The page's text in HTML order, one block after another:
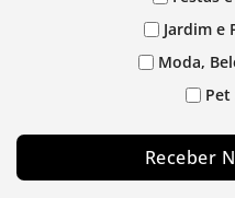
Jardim e
Moda,
Pet
Receber